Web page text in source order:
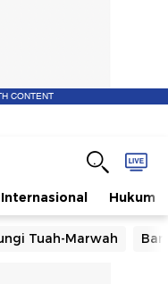
CONTENT
Internasional Hukum
Tuah-Marwah